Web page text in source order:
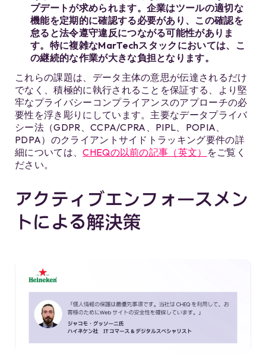
プデートが求められます。企業はツールの適切な
機能を定期的に確認する必要があり、この確認を
怠ると法令遵守違反につながる可能性がありま
す。特に複雑なMarTechスタックにおいては、こ
の継続的な作業が大きな負担となります。
これらの課題は、データ主体の意思が伝達されるだけ
でなく、積極的に執行されることを保証する、より堅
牢なプライバシーコンプライアンスのアプローチの必
要性を浮き彫りにしています。主要なデータプライバ
シー法（GDPR、CCPA/CPRA、PIPL、POPIA、
PDPA）のクライアントサイドトラッキング要件の詳
細については、CHEQの以前の記事（英文）
をご覧く
ださい。
アクティブエンフォースメン
トによる解決策